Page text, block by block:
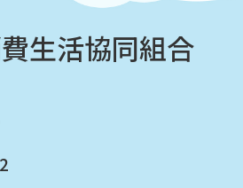
生活協同組合